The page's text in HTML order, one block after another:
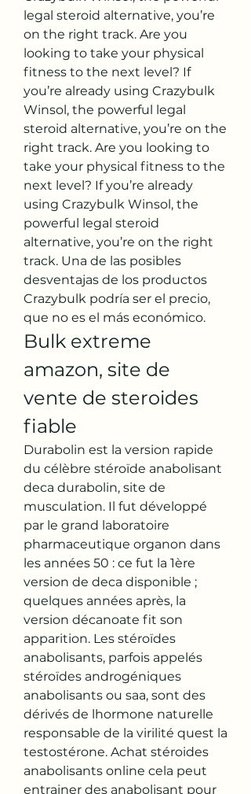
legal steroid alternative, you’re
on the right track. Are you
looking to take your physical
fitness to the next level? If
you’re already using Crazybulk
Winsol, the powerful legal
steroid alternative, you’re on the
right track. Are you looking to
take your physical fitness to the
next level? If you’re already
using Crazybulk Winsol, the
powerful legal steroid
alternative, you’re on the right
track. Una de las posibles
desventajas de los productos
Crazybulk podría ser el precio,
que no es el más económico.
Bulk extreme
amazon, site de
vente de steroides
fiable
Durabolin est la version rapide
du célèbre stéroïde anabolisant
deca durabolin, site de
musculation. Il fut développé
par le grand laboratoire
pharmaceutique organon dans
les années 50 : ce fut la 1ère
version de deca disponible ;
quelques années après, la
version décanoate fit son
apparition. Les stéroïdes
anabolisants, parfois appelés
stéroïdes androgéniques
anabolisants ou saa, sont des
dérivés de lhormone naturelle
responsable de la virilité quest la
testostérone. Achat stéroides
anabolisants online cela peut
entrainer des anabolisant pour